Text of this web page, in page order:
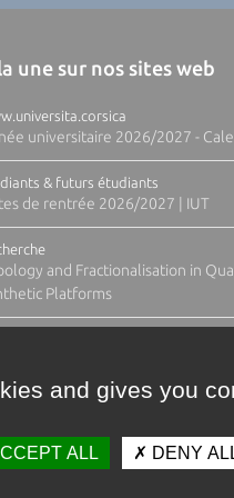
une sur nos sites web
universitaire 2026/2027 -
& futurs étudiants
de rentrée 2026/2027 | IUT
and Fractionalisation in
Platforms
and gives you
ALL DENY